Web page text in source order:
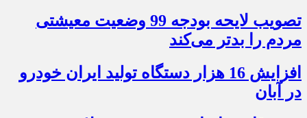
تصویب لایحه بودجه 99 وضعیت معیشتی
مردم را بدتر می‌کند
افزایش 16 هزار دستگاه تولید ایران خودرو
در آبان